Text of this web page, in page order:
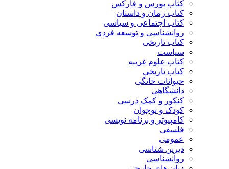
کتاب بورس و فارکس
کتاب رمان و داستان
کتاب اجتماعی و سیاسی
روانشناسی و توسعه فردی
کتاب تاریخی
سیاست
کتاب علوم غریبه
کتاب تاریخی
حیوانات خانگی
دانشگاهی
کنکور و کمک‌ درسی
کودک و نوجوان
کامپیوتر و برنامه نویسی
فلسفی
عمومی
دیرین شناسی
روانشناسی